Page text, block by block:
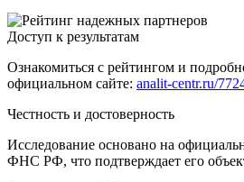
Доступ к результатам
Ознакомиться с рейтингом и
официальном сайте: analit-centr.ru/
Честность и достоверность
Исследование основано на
ФНС РФ, что подтверждает его